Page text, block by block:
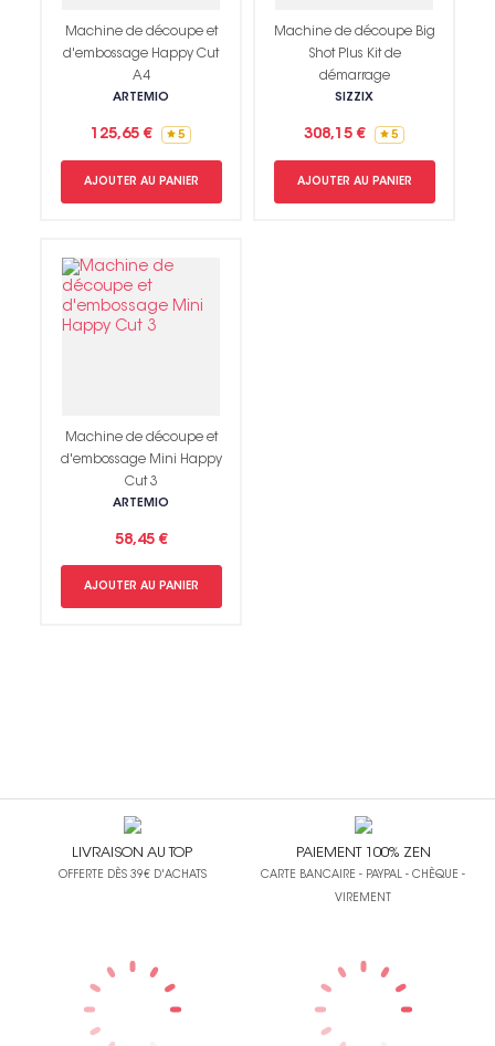
Machine de découpe et
d'embossage Happy Cut
A4
ARTEMIO
125,65 € 5
AJOUTER AU PANIER
Machine de découpe Big
Shot Plus Kit de
démarrage
SIZZIX
308,15 € 5
AJOUTER AU PANIER
Machine de découpe et
d'embossage Mini Happy
Cut 3
ARTEMIO
58,45 €
AJOUTER AU PANIER
LIVRAISON AU TOP
OFFERTE DÈS 39€ D'ACHATS
PAIEMENT 100% ZEN
CARTE BANCAIRE - PAYPAL - CHÈQUE -
VIREMENT